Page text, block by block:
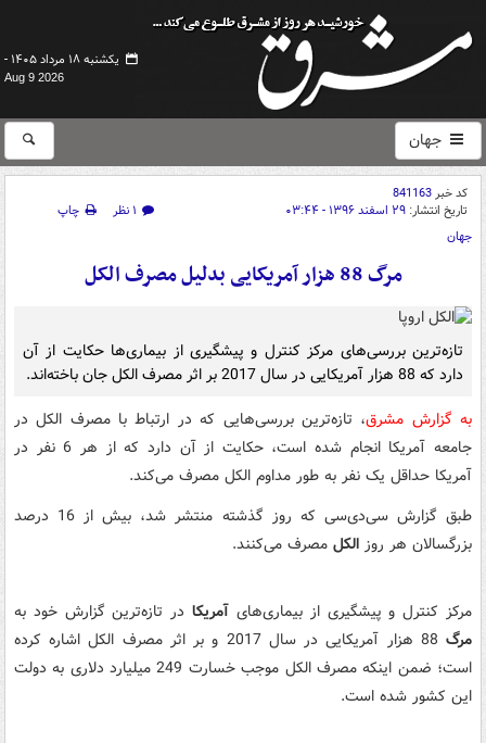
یکشنبه ۱۸ مرداد ۱۴۰۵ -
Aug 9 2026
جهان
کد خبر841163
تاریخ انتشار: ۲۹ اسفند ۱۳۹۶ - ۰۳:۴۴ ۱ نظر
چاپ
جهان
مرگ 88 هزار آمریکایی بدلیل مصرف الکل
تازه‌ترین بررسی‌های مرکز کنترل و پیشگیری از بیماری‌ها حکایت از آن
دارد که 88 هزار آمریکایی در سال 2017 بر اثر مصرف الکل جان باخته‌اند.
به گزارش مشرق، تازه‌ترین بررسی‌هایی که در ارتباط با مصرف الکل در
جامعه آمریکا انجام شده است، حکایت از آن دارد که از هر 6 نفر در
آمریکا حداقل یک نفر به طور مداوم الکل مصرف می‌کند.
طبق گزارش سی‌دی‌سی که روز گذشته منتشر شد، بیش از 16 درصد
بزرگسالان هر روز الکل مصرف می‌کنند.
مرکز کنترل و پیشگیری از بیماری‌های آمریکا در تازه‌ترین گزارش خود به
مرگ
88 هزار آمریکایی در سال 2017 و بر اثر مصرف الکل اشاره کرده
است؛ ضمن اینکه مصرف الکل موجب خسارت 249 میلیارد دلاری به دولت
این کشور شده است.